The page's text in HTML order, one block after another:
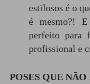
estilosos é o
é mesmo?!
perfeito para
profissional e
POSES QUE